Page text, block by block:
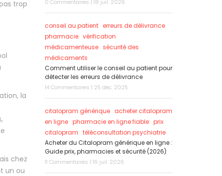
trop
la
chez
un ou
0 Commentaires | 18 juil. 2026
conseil au patient
erreurs de délivrance
pharmacie vérification
médicamenteuse sécurité des
médicaments
Comment utiliser le conseil au patient pour
détecter les erreurs de délivrance
14 Commentaires | 25 déc. 2025
citalopram générique
acheter citalopram
en ligne pharmacie en ligne fiable prix
citalopram téléconsultation psychiatrie
Acheter du Citalopram générique en ligne :
Guide prix, pharmacies et sécurité (2026)
11 Commentaires | 16 juil. 2026